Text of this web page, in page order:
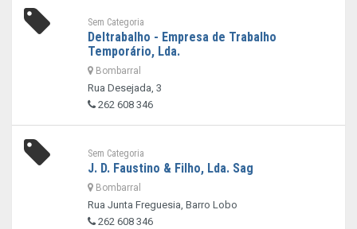
Sem Categoria
Deltrabalho - Empresa de Trabalho
Temporário, Lda.
Bombarral
Rua Desejada, 3
262 608 346
Sem Categoria
J. D. Faustino & Filho, Lda. Sag
Bombarral
Rua Junta Freguesia, Barro Lobo
262 608 346